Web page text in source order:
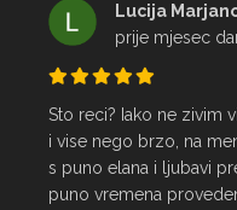
Lucija
prije mjesec
Sto reci? Iako ne zivim
i vise nego brzo, na
s puno elana i ljubavi
puno vremena